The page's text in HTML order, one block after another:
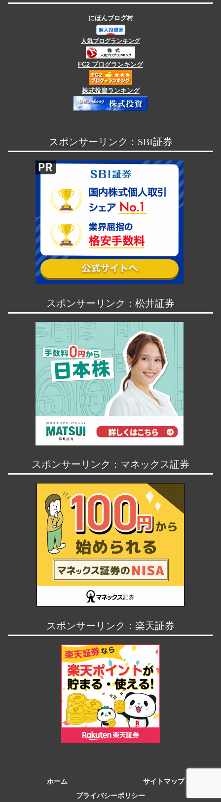
にほんブログ村
人気ブログランキング
FC2 ブログランキング
株式投資ランキング
スポンサーリンク：SBI証券
スポンサーリンク：松井証券
スポンサーリンク：マネックス証券
スポンサーリンク：楽天証券
ホーム
サイトマップ
プライバシーポリシー